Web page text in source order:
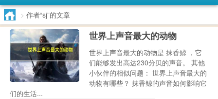
> 作者“sj”的文章
世界上声音最大的动物
世界上声音最大的动物是 抹香鲸 ，它
们能够发出高达230分贝的声音。 其他
小伙伴的相似问题： 世界上声音最大的
动物有哪些？ 抹香鲸的声音如何影响它
们的生活...